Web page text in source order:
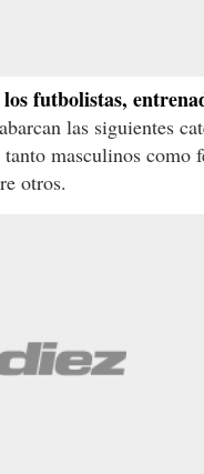
futbolistas,
las siguientes
masculinos como
otros.